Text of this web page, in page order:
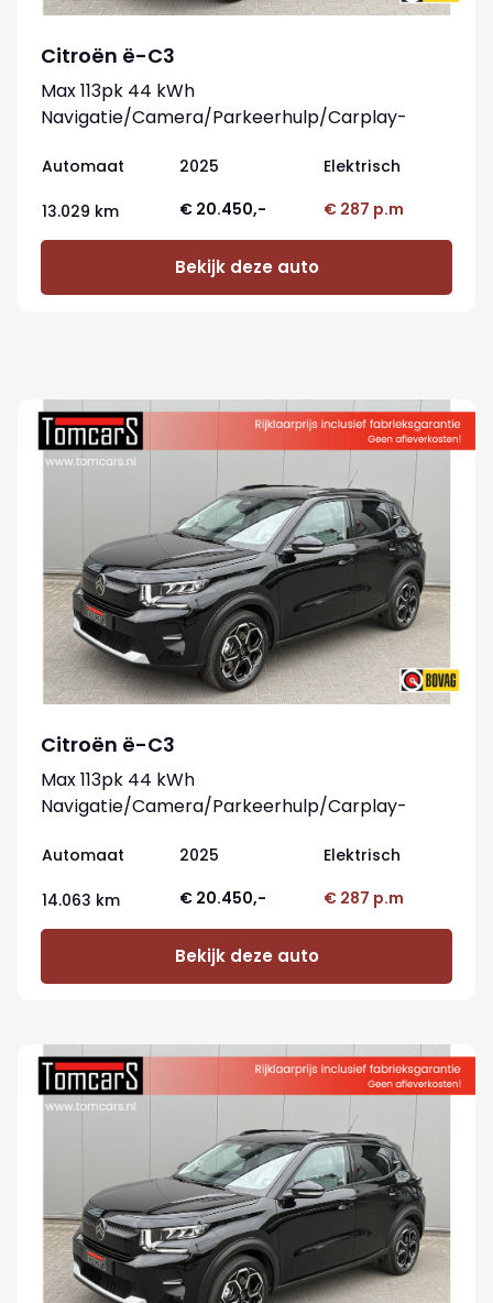
Citroën ë-C3
Max 113pk 44 kWh
Navigatie/Camera/Parkeerhulp/Carplay-
Automaat 2025 Elektrisch
13.029 km € 20.450,- € 287 p.m
Bekijk deze auto
Citroën ë-C3
Max 113pk 44 kWh
Navigatie/Camera/Parkeerhulp/Carplay-
Automaat 2025 Elektrisch
14.063 km € 20.450,- € 287 p.m
Bekijk deze auto